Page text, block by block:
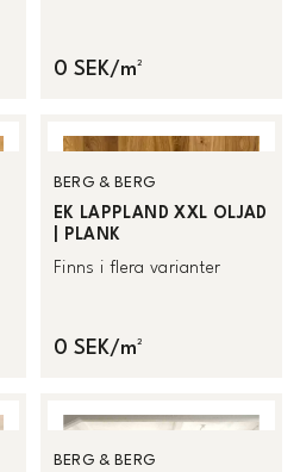
0 SEK/m²
BERG & BERG
EK LAPPLAND XXL OLJAD
| PLANK
Finns i flera varianter
0 SEK/m²
BERG & BERG